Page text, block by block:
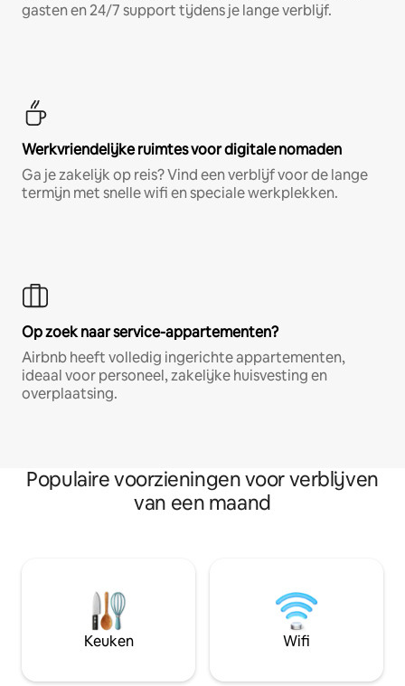
gasten en 24/7 support tijdens je lange verblijf.
Werkvriendelijke ruimtes voor digitale nomaden
Ga je zakelijk op reis? Vind een verblijf voor de lange
termijn met snelle wifi en speciale werkplekken.
Op zoek naar service-appartementen?
Airbnb heeft volledig ingerichte appartementen,
ideaal voor personeel, zakelijke huisvesting en
overplaatsing.
Populaire voorzieningen voor verblijven
van een maand
Keuken Wifi